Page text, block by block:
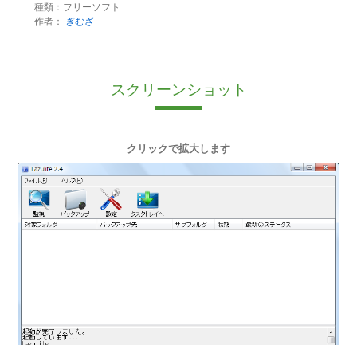
種類：フリーソフト
作者：
ぎむざ
スクリーンショット
クリックで拡大します